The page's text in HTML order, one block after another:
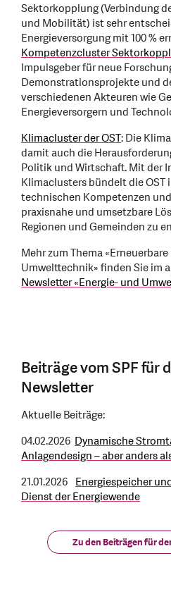
Sektorkopplung (Verbindung
und Mobilität) ist sehr
Energieversorgung mit 100 %
Kompetenzcluster
Impulsgeber für neue
Demonstrationsprojekte und
verschiedenen Akteuren wie
Energieversorgern und
Klimacluster der OST: Die
damit auch die
Politik und Wirtschaft. Mit der
Klimaclusters bündelt die OST
technischen Kompetenzen
praxisnahe und umsetzbare
Regionen und Gemeinden zu
Mehr zum Thema
Umwelttechnik» finden Sie im
Newsletter «Energie- und
Beiträge vom SPF für
Newsletter
Aktuelle Beiträge:
04.02.2026 Dynamische
Anlagendesign – aber anders
21.01.2026 Energiespeicher
Dienst der Energiewende
Zu den Beiträgen für